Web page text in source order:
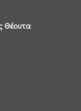
Θέουτα